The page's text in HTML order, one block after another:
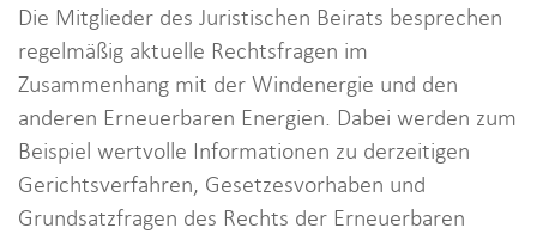
Die Mitglieder des Juristischen Beirats besprechen
regelmäßig aktuelle Rechtsfragen im
Zusammenhang mit der Windenergie und den
anderen Erneuerbaren Energien. Dabei werden zum
Beispiel wertvolle Informationen zu derzeitigen
Gerichtsverfahren, Gesetzesvorhaben und
Grundsatzfragen des Rechts der Erneuerbaren